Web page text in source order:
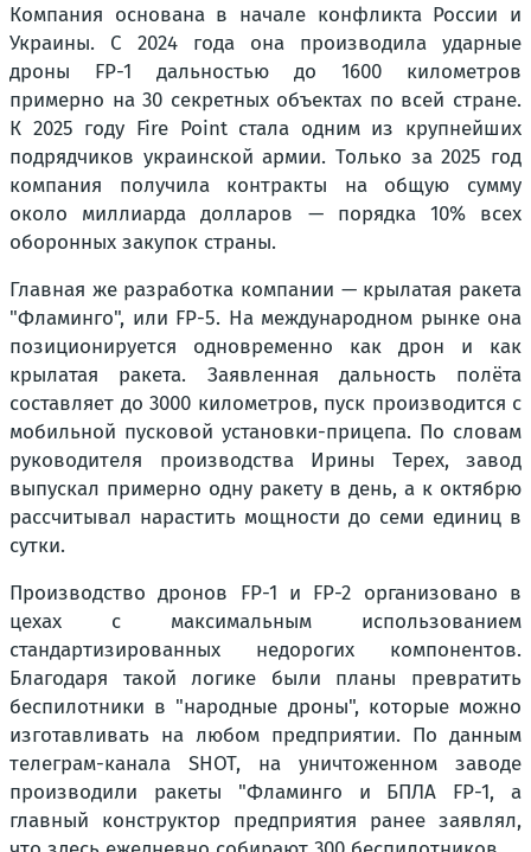
Компания основана в начале конфликта России и
Украины. С 2024 года она производила ударные
дроны FP-1 дальностью до 1600 километров
примерно на 30 секретных объектах по всей стране.
К 2025 году Fire Point стала одним из крупнейших
подрядчиков украинской армии. Только за 2025 год
компания получила контракты на общую сумму
около миллиарда долларов — порядка 10% всех
оборонных закупок страны.
Главная же разработка компании — крылатая ракета
"Фламинго", или FP-5. На международном рынке она
позиционируется одновременно как дрон и как
крылатая ракета. Заявленная дальность полёта
составляет до 3000 километров, пуск производится с
мобильной пусковой установки-прицепа. По словам
руководителя производства Ирины Терех, завод
выпускал примерно одну ракету в день, а к октябрю
рассчитывал нарастить мощности до семи единиц в
сутки.
Производство дронов FP-1 и FP-2 организовано в
цехах с максимальным использованием
стандартизированных недорогих компонентов.
Благодаря такой логике были планы превратить
беспилотники в "народные дроны", которые можно
изготавливать на любом предприятии. По данным
телеграм-канала SHOT, на уничтоженном заводе
производили ракеты "Фламинго и БПЛА FP-1, а
главный конструктор предприятия ранее заявлял,